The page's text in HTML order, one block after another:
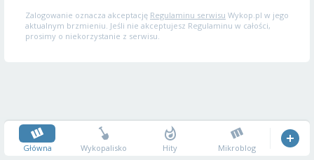
Zalogowanie oznacza akceptację Regulaminu serwisu Wykop.pl w jego
aktualnym brzmieniu. Jeśli nie akceptujesz Regulaminu w całości,
prosimy o niekorzystanie z serwisu.
Główna Wykopalisko Hity Mikroblog